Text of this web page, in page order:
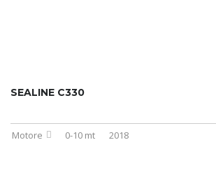
SEALINE C330
Motore 0-10 mt 2018